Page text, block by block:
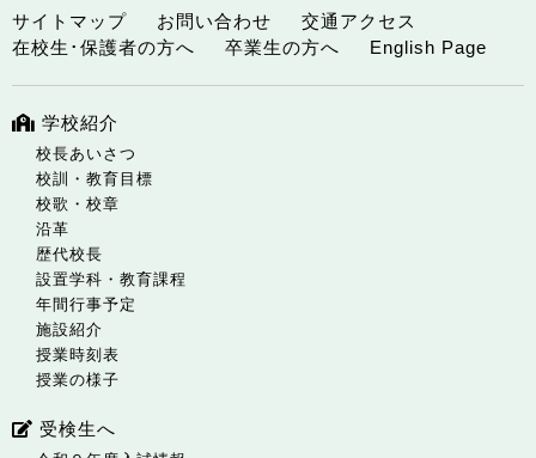
サイトマップ お問い合わせ
交通アクセス
在校生･保護者の方へ
卒業生の方へ English Page
学校紹介
校長あいさつ
校訓・教育目標
校歌・校章
沿革
歴代校長
設置学科・教育課程
年間行事予定
施設紹介
授業時刻表
授業の様子
受検生へ